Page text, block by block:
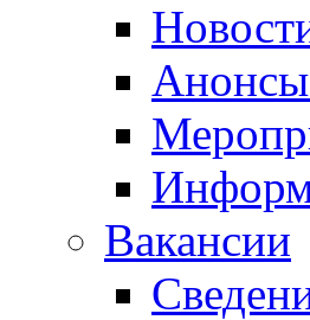
Вакансии